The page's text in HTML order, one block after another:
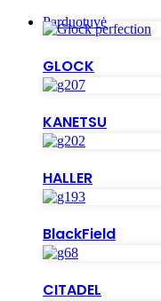
Parduotuvė
GLOCK
KANETSU
HALLER
BlackField
CITADEL